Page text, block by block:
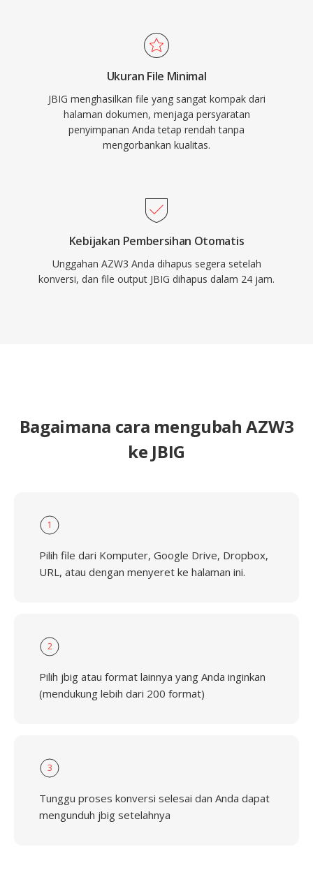
Ukuran File Minimal
JBIG menghasilkan file yang sangat kompak dari
halaman dokumen, menjaga persyaratan
penyimpanan Anda tetap rendah tanpa
mengorbankan kualitas.
Kebijakan Pembersihan Otomatis
Unggahan AZW3 Anda dihapus segera setelah
konversi, dan file output JBIG dihapus dalam 24 jam.
Bagaimana cara mengubah AZW3
ke JBIG
1
Pilih file dari Komputer, Google Drive, Dropbox,
URL, atau dengan menyeret ke halaman ini.
2
Pilih jbig atau format lainnya yang Anda inginkan
(mendukung lebih dari 200 format)
3
Tunggu proses konversi selesai dan Anda dapat
mengunduh jbig setelahnya